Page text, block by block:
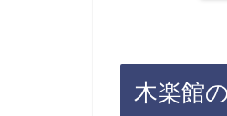
木楽館